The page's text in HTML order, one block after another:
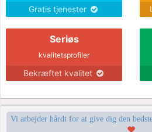
Gratis tjenester
Seriøs
kvalitetsprofiler
Bekræftet kvalitet
Vi arbejder hårdt for at give dig den